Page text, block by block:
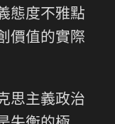
態度不雅點
價值的實際
思主義政治